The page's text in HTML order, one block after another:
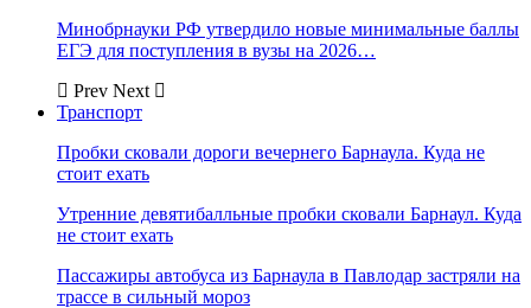
Минобрнауки РФ утвердило новые минимальные баллы
ЕГЭ для поступления в вузы на 2026…
Prev Next
Транспорт
Пробки сковали дороги вечернего Барнаула. Куда не
стоит ехать
Утренние девятибалльные пробки сковали Барнаул. Куда
не стоит ехать
Пассажиры автобуса из Барнаула в Павлодар застряли на
трассе в сильный мороз